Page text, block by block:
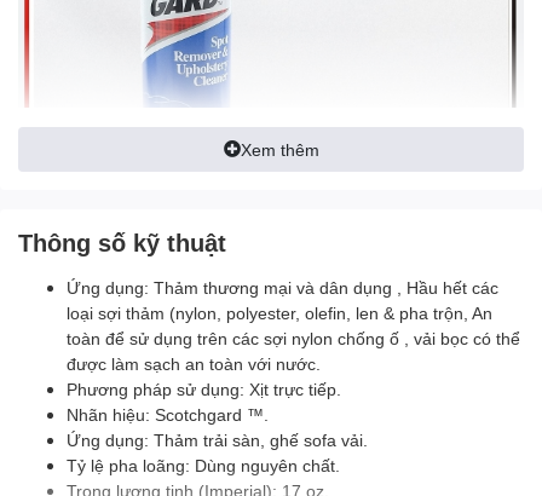
Ưu điểm:
• Tạo bọt trắng, xốp, dày giảm thiểu dùng nhiều hóa chất gây
hiện tượng ẩm thảm, ghế
• Loại bỏ hoàn toàn hầu hết các vết đốm, bẩn thông thường
• Không cần lau, rửa lại bằng nước sạch
Xem thêm
Thông số kỹ thuật
Ứng dụng: Thảm thương mại và dân dụng , Hầu hết các
loại sợi thảm (nylon, polyester, olefin, len & pha trộn, An
toàn để sử dụng trên các sợi nylon chống ố , vải bọc có thể
được làm sạch an toàn với nước.
Phương pháp sử dụng: Xịt trực tiếp.
Nhãn hiệu: Scotchgard ™.
Ứng dụng: Thảm trải sàn, ghế sofa vải.
Tỷ lệ pha loãng: Dùng nguyên chất.
Trọng lượng tịnh (Imperial): 17 oz.